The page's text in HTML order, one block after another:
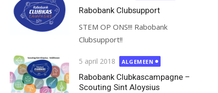
op
Rabobank Clubsupport
STEM OP ONS!!! Rabobank
Clubsupport!!
Gepubliceerd
op
5 april 2018 ALGEMEEN
Rabobank Clubkascampagne –
Scouting Sint Aloysius